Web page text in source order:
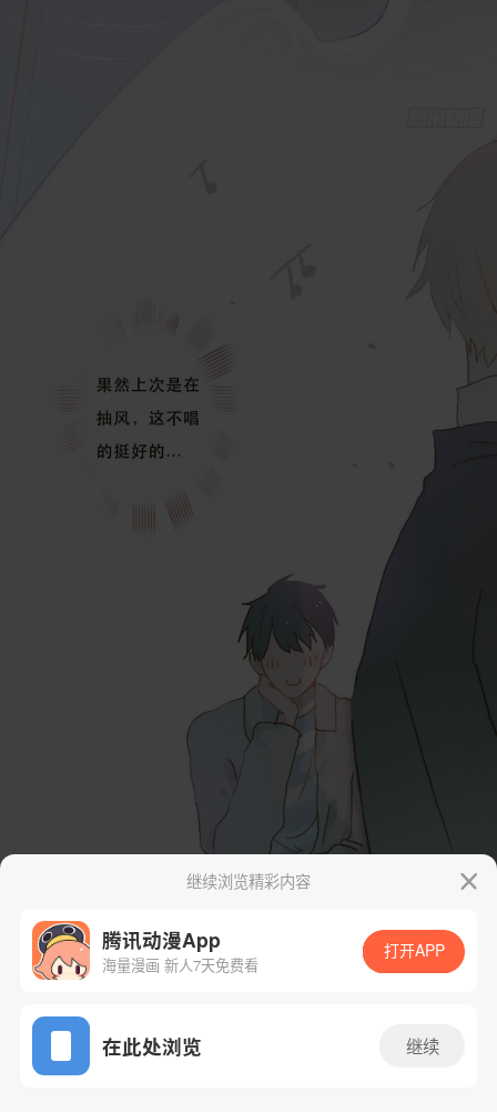
App免费看
继续浏览精彩内容
腾讯动漫App
海量漫画 新人7天免费看
打开APP
在此处浏览 继续